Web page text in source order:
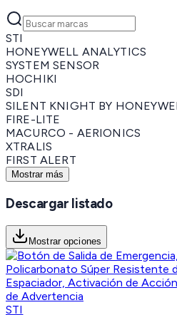
STI
HONEYWELL ANALYTICS
SYSTEM SENSOR
HOCHIKI
SDI
SILENT KNIGHT BY
FIRE-LITE
MACURCO - AERIONICS
XTRALIS
FIRST ALERT
Mostrar más
Descargar listado
Mostrar opciones
STI